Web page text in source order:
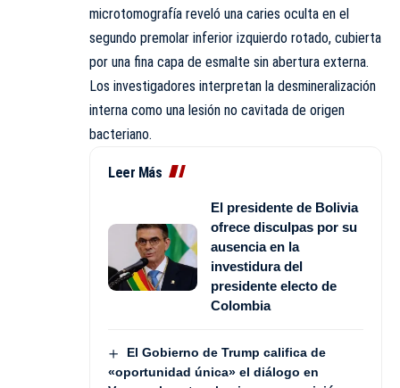
microtomografía reveló una caries oculta en el
segundo premolar inferior izquierdo rotado, cubierta
por una fina capa de esmalte sin abertura externa.
Los investigadores interpretan la desmineralización
interna como una lesión no cavitada de origen
bacteriano.
Leer Más
El presidente de Bolivia
ofrece disculpas por su
ausencia en la
investidura del
presidente electo de
Colombia
El Gobierno de Trump califica de
«oportunidad única» el diálogo en